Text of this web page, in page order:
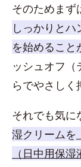
そのためまず
しっかりと
を始めること
ッシュオフ
らでやさしく
それでも気に
湿クリームを
（日中用保湿